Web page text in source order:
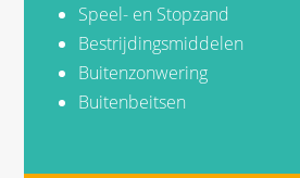
Speel- en Stopzand
Bestrijdingsmiddelen
Buitenzonwering
Buitenbeitsen